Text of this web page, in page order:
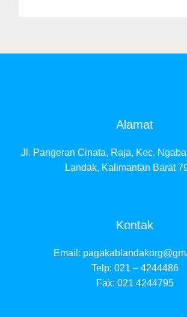
Alamat
Jl. Pangeran Cinata, Raja, Kec.
Landak, Kalimantan Barat
Kontak
Email:
Telp: 021 – 4244486
Fax: 021 4244795